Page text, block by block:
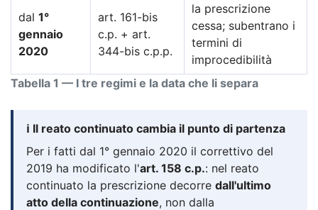
Tabella 1 — I tre regimi e la data che li separa
dal 1°
gennaio
2020
art. 161-bis
c.p. + art.
344-bis c.p.p.
la prescrizione
cessa; subentrano i
termini di
improcedibilità
ℹ️ Il reato continuato cambia il punto di partenza
Per i fatti dal 1° gennaio 2020 il correttivo del
2019 ha modificato l'art. 158 c.p.: nel reato
continuato la prescrizione decorre dall'ultimo
atto della continuazione, non dalla